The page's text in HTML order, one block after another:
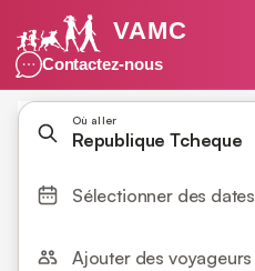
VAMC
Contactez-nous
Où aller
Republique Tcheque
Sélectionner des dates
Ajouter des voyageurs